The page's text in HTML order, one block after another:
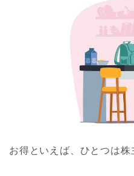
お得といえば、ひとつは株